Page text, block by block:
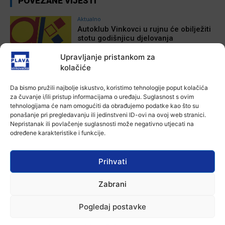
Upravljanje pristankom za
kolačiće
Da bismo pružili najbolje iskustvo, koristimo tehnologije poput kolačića
za čuvanje i/ili pristup informacijama o uređaju. Suglasnost s ovim
tehnologijama će nam omogućiti da obrađujemo podatke kao što su
ponašanje pri pregledavanju ili jedinstveni ID-ovi na ovoj web stranici.
Nepristanak ili povlačenje suglasnosti može negativno utjecati na
određene karakteristike i funkcije.
Prihvati
Zabrani
Pogledaj postavke
Aktualno
Autoklub Vinkovci u rujnu će obilježiti
stotu godišnjicu djelovanja
Za dva tjedna započinje još jedna
Divlja liga
7 kolovoza, 2026
Aktualno
7 kolovoza, 2026
Aktualno
plovidba na Dunavu